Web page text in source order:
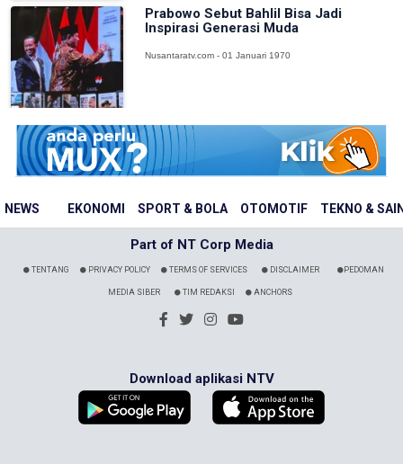
NEWS EKONOMI SPORT & BOLA OTOMOTIF TEKNO &
Prabowo Sebut Bahlil Bisa Jadi
Inspirasi Generasi Muda
Nusantaratv.com - 01 Januari 1970
Part of NT Corp Media
TENTANG PRIVACY POLICY TERMS OF SERVICES DISCLAIMER PEDOMAN
MEDIA SIBER TIM REDAKSI ANCHORS
Download aplikasi NTV